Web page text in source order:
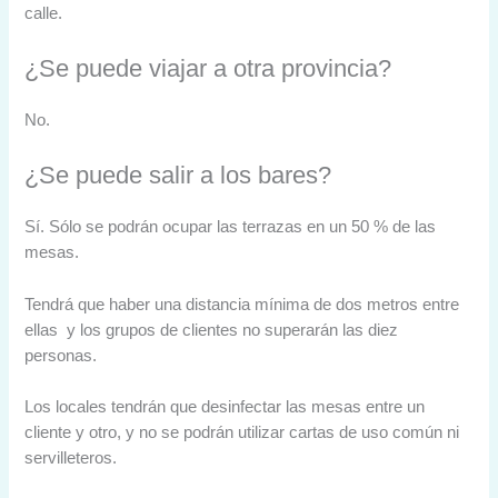
calle.
¿Se puede viajar a otra provincia?
No.
¿Se puede salir a los bares?
Sí. Sólo se podrán ocupar las terrazas en un 50 % de las
mesas.
Tendrá que haber una distancia mínima de dos metros entre
ellas y los grupos de clientes no superarán las diez
personas.
Los locales tendrán que desinfectar las mesas entre un
cliente y otro, y no se podrán utilizar cartas de uso común ni
servilleteros.